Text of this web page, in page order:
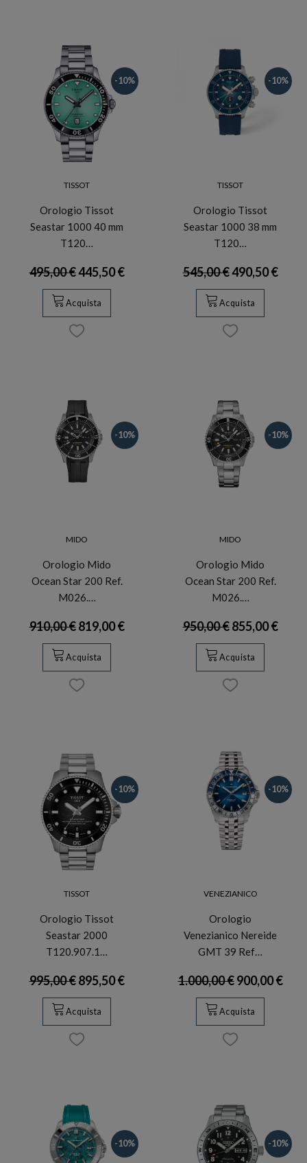
-10%
TISSOT
Orologio Tissot
Seastar 1000 40 mm
T120…
495,00 €445,50 €
Acquista
-10%
TISSOT
Orologio Tissot
Seastar 1000 38 mm
T120…
545,00 €490,50 €
Acquista
-10%
MIDO
Orologio Mido
Ocean Star 200 Ref.
M026.…
910,00 €819,00 €
Acquista
-10%
MIDO
Orologio Mido
Ocean Star 200 Ref.
M026.…
950,00 €855,00 €
Acquista
-10%
TISSOT
Orologio Tissot
Seastar 2000
T120.907.1…
995,00 €895,50 €
Acquista
-10%
VENEZIANICO
Orologio
Venezianico Nereide
GMT 39 Ref…
1.000,00 €900,00 €
Acquista
-10% -10%